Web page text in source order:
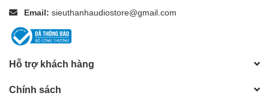
Email: sieuthanhaudiostore@gmail.com
Hỗ trợ khách hàng
Chính sách